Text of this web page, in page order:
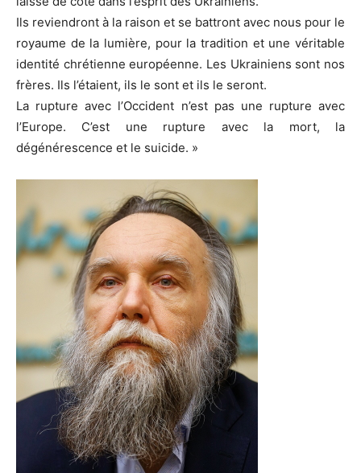
Ils reviendront à la raison et se battront avec nous pour le
royaume de la lumière, pour la tradition et une véritable
identité chrétienne européenne. Les Ukrainiens sont nos
frères. Ils l’étaient, ils le sont et ils le seront.
La rupture avec l’Occident n’est pas une rupture avec
l’Europe. C’est une rupture avec la mort, la
dégénérescence et le suicide. »